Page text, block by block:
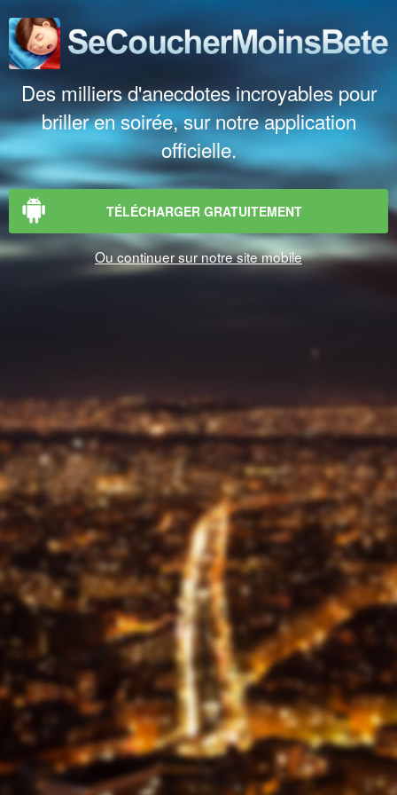
Des milliers d'anecdotes incroyables pour
briller en soirée, sur notre application
officielle.
TÉLÉCHARGER GRATUITEMENT
Ou continuer sur notre site mobile